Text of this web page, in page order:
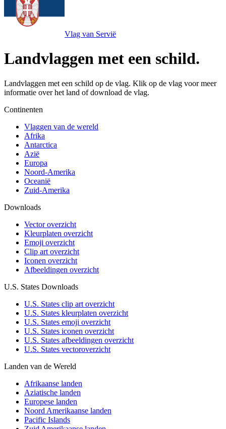
Vlag van Servië
Landvlaggen met een schild.
Landvlaggen met een schild op de vlag. Klik op de vlag voor meer
informatie over het land of download de vlag.
Continenten
Vlaggen van de wereld
Afrika
Antarctica
Azië
Europa
Noord-Amerika
Oceanië
Zuid-Amerika
Downloads
Vector overzicht
Kleurplaten overzicht
Emoji overzicht
Clip art overzicht
Iconen overzicht
Afbeeldingen overzicht
U.S. States Downloads
U.S. States clip art overzicht
U.S. States kleurplaten overzicht
U.S. States emoji overzicht
U.S. States iconen overzicht
U.S. States afbeeldingen overzicht
U.S. States vectoroverzicht
Landen van de Wereld
Afrikaanse landen
Aziatische landen
Europese landen
Noord Amerikaanse landen
Pacific Islands